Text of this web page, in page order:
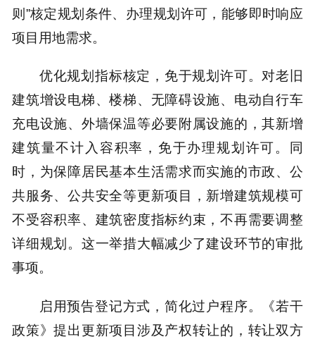
则”核定规划条件、办理规划许可，能够即时响应
项目用地需求。
优化规划指标核定，免于规划许可。对老旧
建筑增设电梯、楼梯、无障碍设施、电动自行车
充电设施、外墙保温等必要附属设施的，其新增
建筑量不计入容积率，免于办理规划许可。同
时，为保障居民基本生活需求而实施的市政、公
共服务、公共安全等更新项目，新增建筑规模可
不受容积率、建筑密度指标约束，不再需要调整
详细规划。这一举措大幅减少了建设环节的审批
事项。
启用预告登记方式，简化过户程序。《若干
政策》提出更新项目涉及产权转让的，转让双方